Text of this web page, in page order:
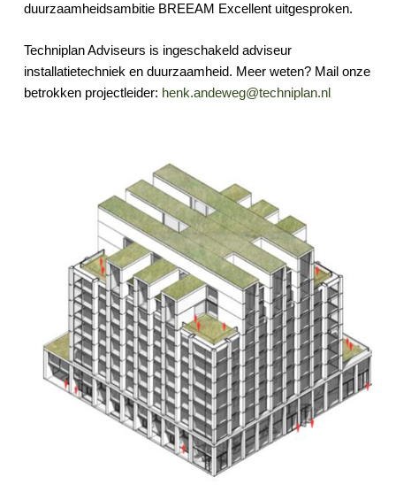
duurzaamheidsambitie BREEAM Excellent uitgesproken.
Techniplan Adviseurs is ingeschakeld adviseur
installatietechniek en duurzaamheid. Meer weten? Mail onze
betrokken projectleider: henk.andeweg@techniplan.nl